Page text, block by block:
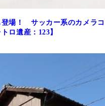
場！ サッカー系のカメラコ
ロ遺産：123】